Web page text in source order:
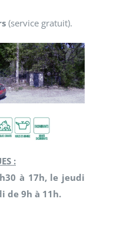
(service gratuit).
:
à 17h, le jeudi
de 9h à 11h.